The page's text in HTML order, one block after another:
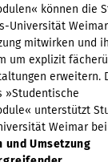
können die
Universität
mitwirken und
um explizit
erweitern.
»Studentische
unterstützt
Weimar
und Umsetzung